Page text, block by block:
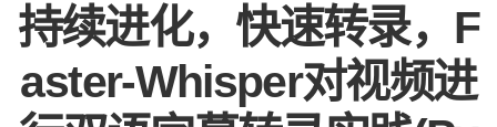
持续进化，快速转录，F
aster-Whisper对视频进